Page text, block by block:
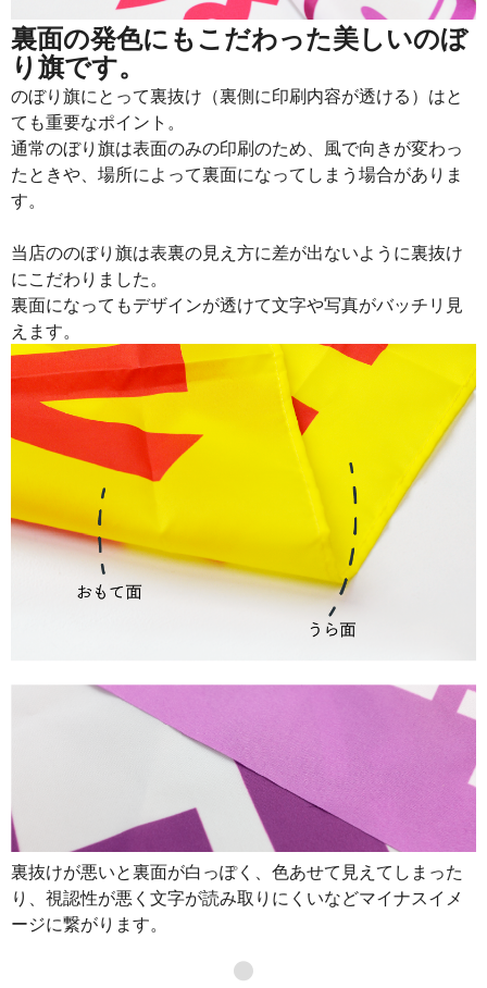
裏面の発色にもこだわった美しいのぼ
り旗です。
のぼり旗にとって裏抜け（裏側に印刷内容が透ける）はと
ても重要なポイント。
通常のぼり旗は表面のみの印刷のため、風で向きが変わっ
たときや、場所によって裏面になってしまう場合がありま
す。
当店ののぼり旗は表裏の見え方に差が出ないように裏抜け
にこだわりました。
裏面になってもデザインが透けて文字や写真がバッチリ見
えます。
裏抜けが悪いと裏面が白っぽく、色あせて見えてしまった
り、視認性が悪く文字が読み取りにくいなどマイナスイメ
ージに繋がります。
●